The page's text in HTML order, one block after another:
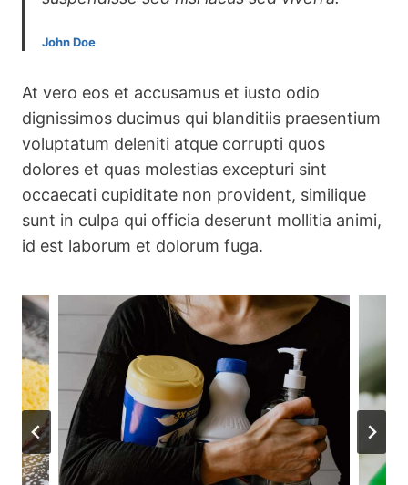
John Doe
At vero eos et accusamus et iusto odio
dignissimos ducimus qui blanditiis praesentium
voluptatum deleniti atque corrupti quos
dolores et quas molestias excepturi sint
occaecati cupiditate non provident, similique
sunt in culpa qui officia deserunt mollitia animi,
id est laborum et dolorum fuga.